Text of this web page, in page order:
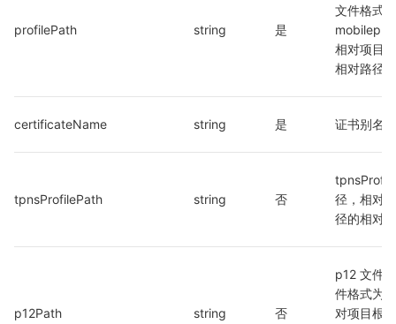
profilePath string 是
文件格式为
相对项目
相对路径
certificateName string 是 证书别名
tpnsProfilePath string 否
径，相对
径的相对
p12Path string 否
p12 文件
件格式为
对项目根